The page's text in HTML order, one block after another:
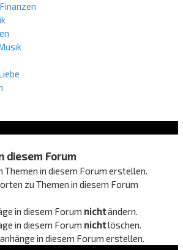
diesem Forum
Themen in diesem Forum erstellen.
zu Themen in diesem Forum
in diesem Forum nichtändern.
in diesem Forum nichtlöschen.
in diesem Forum erstellen.